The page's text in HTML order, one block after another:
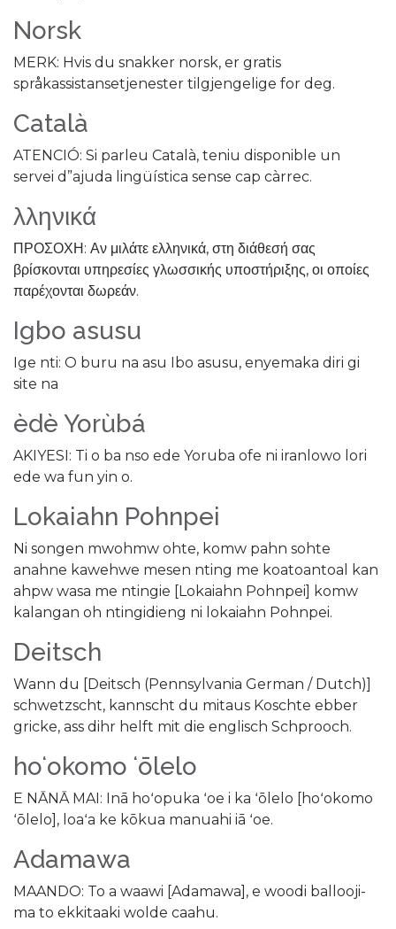
Norsk
MERK: Hvis du snakker norsk, er gratis
språkassistansetjenester tilgjengelige for deg.
Català
ATENCIÓ: Si parleu Català, teniu disponible un
servei d”ajuda lingüística sense cap càrrec.
λληνικά
ΠΡΟΣΟΧΗ: Αν μιλάτε ελληνικά, στη διάθεσή σας
βρίσκονται υπηρεσίες γλωσσικής υποστήριξης, οι οποίες
παρέχονται δωρεάν.
Igbo asusu
Ige nti: O buru na asu Ibo asusu, enyemaka diri gi
site na
èdè Yorùbá
AKIYESI: Ti o ba nso ede Yoruba ofe ni iranlowo lori
ede wa fun yin o.
Lokaiahn Pohnpei
Ni songen mwohmw ohte, komw pahn sohte
anahne kawehwe mesen nting me koatoantoal kan
ahpw wasa me ntingie [Lokaiahn Pohnpei] komw
kalangan oh ntingidieng ni lokaiahn Pohnpei.
Deitsch
Wann du [Deitsch (Pennsylvania German / Dutch)]
schwetzscht, kannscht du mitaus Koschte ebber
gricke, ass dihr helft mit die englisch Schprooch.
hoʻokomo ʻōlelo
E NĀNĀ MAI: Inā hoʻopuka ʻoe i ka ʻōlelo [hoʻokomo
ʻōlelo], loaʻa ke kōkua manuahi iā ʻoe.
Adamawa
MAANDO: To a waawi [Adamawa], e woodi ballooji-
ma to ekkitaaki wolde caahu.